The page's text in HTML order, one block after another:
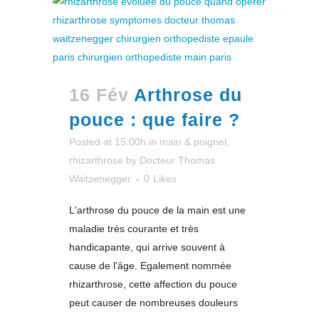
16 Fév Arthrose du
pouce : que faire ?
Posted at 15:00h in main & poignet
rhizarthrose by Docteur Thomas
Waitzenegger
0 Likes
L'arthrose du pouce de la main est une
maladie très courante et très
handicapante, qui arrive souvent à
cause de l'âge. Egalement nommée
rhizarthrose, cette affection du pouce
peut causer de nombreuses douleurs